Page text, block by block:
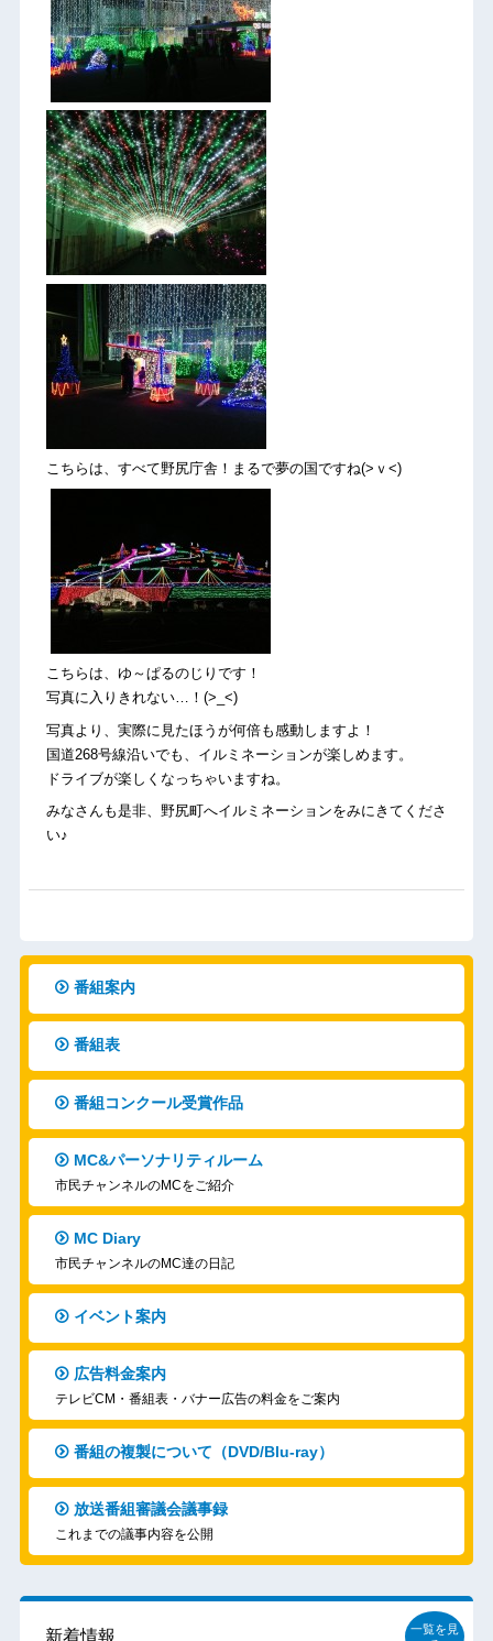
こちらは、すべて野尻庁舎！まるで夢の国ですね(>ｖ<)
こちらは、ゆ～ぱるのじりです！
写真に入りきれない…！(>_<)
写真より、実際に見たほうが何倍も感動しますよ！
国道268号線沿いでも、イルミネーションが楽しめます。
ドライブが楽しくなっちゃいますね。
みなさんも是非、野尻町へイルミネーションをみにきてくださ
い♪
番組案内
番組表
番組コンクール受賞作品
MC&パーソナリティルーム
市民チャンネルのMCをご紹介
MC Diary
市民チャンネルのMC達の日記
イベント案内
広告料金案内
テレビCM・番組表・バナー広告の料金をご案内
番組の複製について（DVD/Blu-ray）
放送番組審議会議事録
これまでの議事内容を公開
新着情報
一覧を見